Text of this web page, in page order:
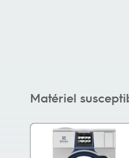
Matériel